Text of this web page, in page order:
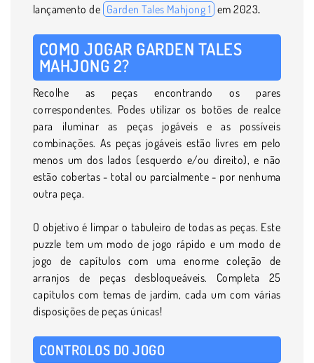
lançamento de Garden Tales Mahjong 1 em 2023.
COMO JOGAR GARDEN TALES
MAHJONG 2?
Recolhe as peças encontrando os pares
correspondentes. Podes utilizar os botões de realce
para iluminar as peças jogáveis e as possíveis
combinações. As peças jogáveis estão livres em pelo
menos um dos lados (esquerdo e/ou direito), e não
estão cobertas - total ou parcialmente - por nenhuma
outra peça.
O objetivo é limpar o tabuleiro de todas as peças. Este
puzzle tem um modo de jogo rápido e um modo de
jogo de capítulos com uma enorme coleção de
arranjos de peças desbloqueáveis. Completa 25
capítulos com temas de jardim, cada um com várias
disposições de peças únicas!
CONTROLOS DO JOGO